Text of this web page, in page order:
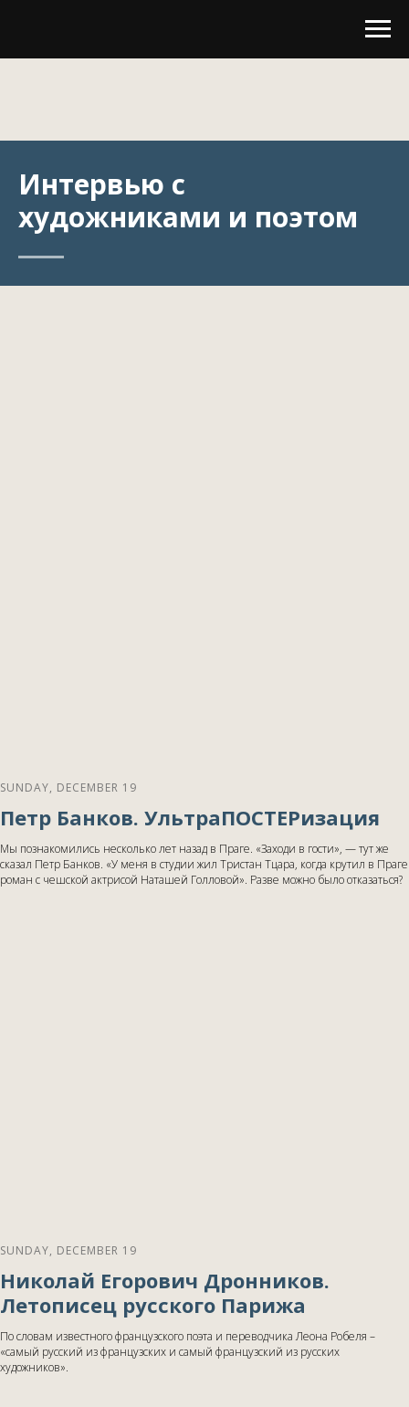
Интервью c
художниками и поэтом
SUNDAY, DECEMBER 19
Петр Банков. УльтраПОСТЕРизация
Мы познакомились несколько лет назад в Праге. «Заходи в гости», — тут же
сказал Петр Банков. «У меня в студии жил Тристан Тцара, когда крутил в Праге
роман с чешской актрисой Наташей Голловой». Разве можно было отказаться?
SUNDAY, DECEMBER 19
Николай Егорович Дронников.
Летописец русского Парижа
По словам известного французского поэта и переводчика Леона Робеля –
«самый русский из французских и самый французский из русских
художников».